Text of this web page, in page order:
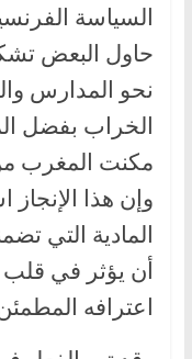
السياسة
حاول البعض
نحو المدارس
الخراب بفضل
مكنت المغرب من
وإن هذا
المادية التي
أن يؤثر في
اعترافه